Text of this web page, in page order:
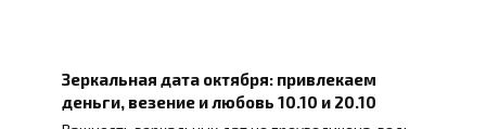
Зеркальная дата октября: привлекаем
деньги, везение и любовь 10.10 и 20.10